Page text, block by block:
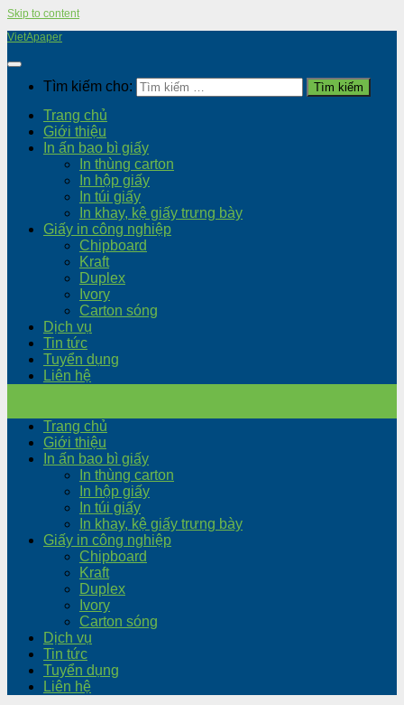
Skip to content
VietApaper
Tìm kiếm cho:
Trang chủ
Giới thiệu
In ấn bao bì giấy
In thùng carton
In hộp giấy
In túi giấy
In khay, kệ giấy trưng bày
Giấy in công nghiệp
Chipboard
Kraft
Duplex
Ivory
Carton sóng
Dịch vụ
Tin tức
Tuyển dụng
Liên hệ
Trang chủ
Giới thiệu
In ấn bao bì giấy
In thùng carton
In hộp giấy
In túi giấy
In khay, kệ giấy trưng bày
Giấy in công nghiệp
Chipboard
Kraft
Duplex
Ivory
Carton sóng
Dịch vụ
Tin tức
Tuyển dụng
Liên hệ